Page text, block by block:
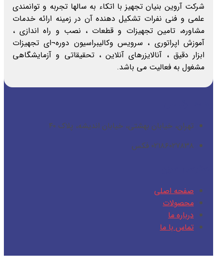
شرکت آروین بنیان تجهیز با اتکاء به سالها تجربه و توانمندی
علمی و فنی نفرات تشکیل دهنده آن در زمینه ارائه خدمات
مشاوره، تامین تجهیزات و قطعات ، نصب و راه اندازی ،
آموزش اپراتوری ، سرویس وکالیبراسیون دوره¬ای تجهیزات
ابزار دقیق ، آنالایزرهای آنلاین ، تحقیقاتی و آزمایشگاهی
مشغول به فعالیت می باشد.
تهران، خیابان بهشتی، خیابان اندیشه، پلاک ۴۰
۰۲۱۸۶۰۲۷۸۳۸ فکس
صفحه اصلی
محصولات
درباره ما
تماس با ما